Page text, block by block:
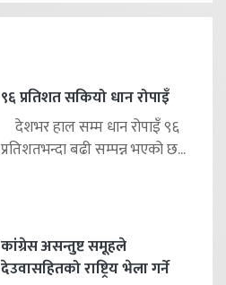
९६ प्रतिशत सकियो धान रोपाइँ
देशभर हाल सम्म धान रोपाइँ ९६
प्रतिशतभन्दा बढी सम्पन्न भएको छ...
कांग्रेस असन्तुष्ट समूहले
देउवासहितको राष्ट्रिय भेला गर्ने